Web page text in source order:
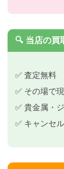
🔍 当店の買
✅ 査定無料
✅ その場で
✅ 貴金属・
✅ キャンセ